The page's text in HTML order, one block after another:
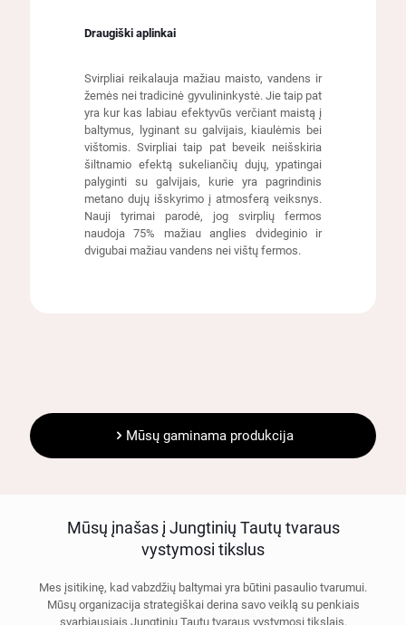
Draugiški aplinkai
Svirpliai reikalauja mažiau maisto, vandens ir
žemės nei tradicinė gyvulininkystė. Jie taip pat
yra kur kas labiau efektyvūs verčiant maistą į
baltymus, lyginant su galvijais, kiaulėmis bei
vištomis. Svirpliai taip pat beveik neišskiria
šiltnamio efektą sukeliančių dujų, ypatingai
palyginti su galvijais, kurie yra pagrindinis
metano dujų išskyrimo į atmosferą veiksnys.
Nauji tyrimai parodė, jog svirplių fermos
naudoja 75% mažiau anglies dvideginio ir
dvigubai mažiau vandens nei vištų fermos.
Mūsų gaminama produkcija
Mūsų įnašas į Jungtinių Tautų tvaraus
vystymosi tikslus
Mes įsitikinę, kad vabzdžių baltymai yra būtini pasaulio tvarumui.
Mūsų organizacija strategiškai derina savo veiklą su penkiais
svarbiausiais Jungtinių Tautų tvaraus vystymosi tikslais,